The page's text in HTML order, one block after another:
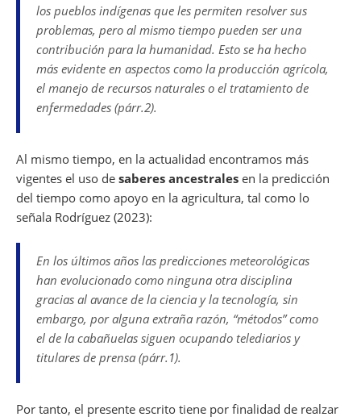
los pueblos indígenas que les permiten resolver sus
problemas, pero al mismo tiempo pueden ser una
contribución para la humanidad. Esto se ha hecho
más evidente en aspectos como la producción agrícola,
el manejo de recursos naturales o el tratamiento de
enfermedades (párr.2).
Al mismo tiempo, en la actualidad encontramos más
vigentes el uso de saberes ancestrales en la predicción
del tiempo como apoyo en la agricultura, tal como lo
señala Rodríguez (2023):
En los últimos años las predicciones meteorológicas
han evolucionado como ninguna otra disciplina
gracias al avance de la ciencia y la tecnología, sin
embargo, por alguna extraña razón, “métodos” como
el de la cabañuelas siguen ocupando telediarios y
titulares de prensa (párr.1).
Por tanto, el presente escrito tiene por finalidad de realzar